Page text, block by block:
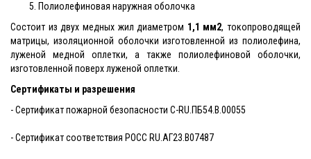
Полиолефиновая наружная оболочка
Состоит из двух медных жил диаметром 1,1 мм2, токопроводящей
матрицы, изоляционной оболочки изготовленной из полиолефина,
луженой медной оплетки, а также полиолефиновой оболочки,
изготовленной поверх луженой оплетки.
Сертификаты и разрешения
- Сертификат пожарной безопасности C-RU.ПБ54.В.00055
- Сертификат соответствия РОСС RU.АГ23.В07487